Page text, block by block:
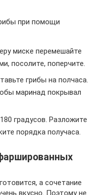
при помощи
миске перемешайте
посолите, поперчите.
грибы на полчаса.
маринад покрывал
градусов. Разложите
порядка получаса.
а сочетание
вкусно. Поэтому не